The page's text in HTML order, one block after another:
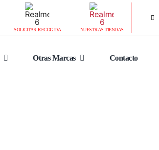
SOLICITAR RECOGIDA NUESTRAS TIENDAS
Otras Marcas Contacto